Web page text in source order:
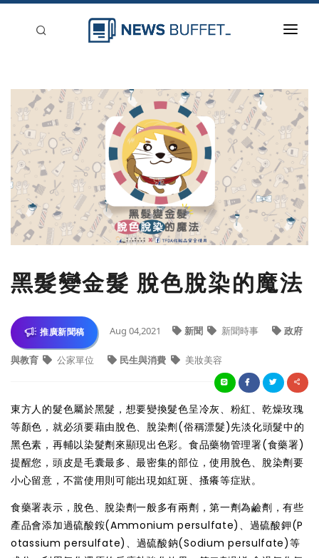
新聞稿分類
登入
刊登
黑髮變金髮 脫色脫染的魔法
推廣新聞稿 Aug 04,2021 新聞 新聞時事 政府
與教育 公家單位 民生與消費 美妝美容
東方人的髮色屬於黑髮，想要變換髮色呈冷灰、粉紅、乾燥玫瑰
等顏色，就必須要藉由脫色、脫染劑(俗稱漂髮)先淡化頭髮中的
黑色素，再輔以染髮劑來顯現出色彩。食品藥物管理署(食藥署)
提醒您，頭皮是毛囊最多、最密集的部位，使用脫色、脫染劑要
小心留意，不當使用則可能出現如紅斑、搔癢等症狀。
食藥署表示，脫色、脫染劑一般多有兩劑，第一劑為鹼劑，有些
產品會添加過硫酸銨(Ammonium persulfate)、過硫酸鉀(P
otassium persulfate)、過硫酸鈉(Sodium persulfate)等